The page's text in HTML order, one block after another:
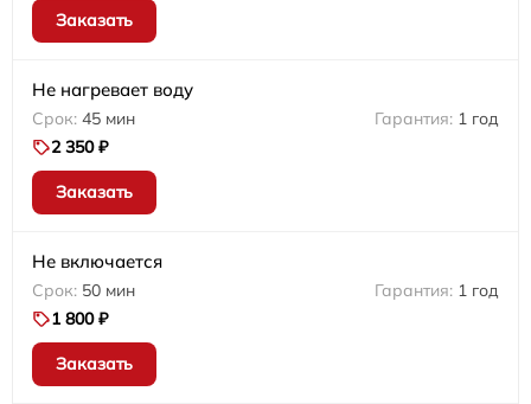
Заказать
Не нагревает воду
45 мин
1 год
2 350 ₽
Заказать
Не включается
50 мин
1 год
1 800 ₽
Заказать